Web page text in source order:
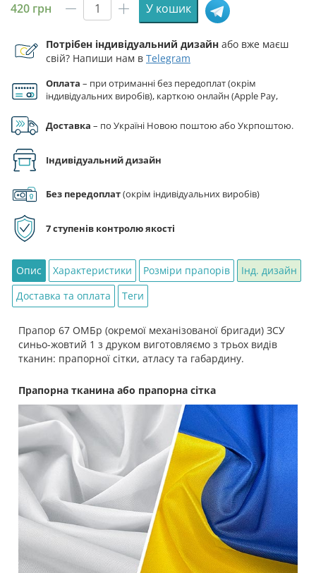
420 грн
Прапор
ОМБр
(окремої
механізованої
бригади)
синьо-
1
кількість
У кошик
Потрібен індивідуальний дизайн або вже маєш
свій? Напиши нам в Telegram
Оплата – при отриманні без передоплат (окрім
індивідуальних виробів), карткою онлайн (Apple Pay,
Доставка – по Україні Новою поштою або Укрпоштою.
Індивідуальний дизайн
Без передоплат(окрім індивідуальних виробів)
7 ступенів контролю якості
Опис Характеристики Розміри прапорів
Інд. дизайн
Доставка та оплата
Теги
Прапор 67 ОМБр (окремої механізованої бригади) ЗСУ
синьо-жовтий 1 з друком виготовляємо з трьох видів
тканин: прапорної сітки, атласу та габардину.
Прапорна тканина або прапорна сітка